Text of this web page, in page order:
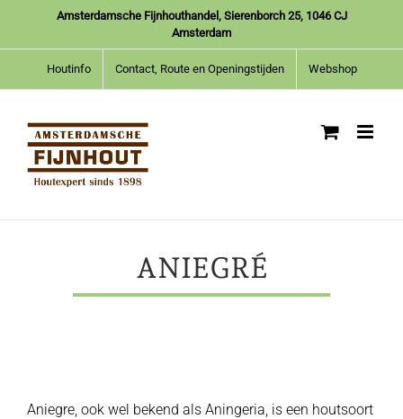
inhoud
Amsterdamsche Fijnhouthandel, Sierenborch 25, 1046 CJ
Amsterdam
Houtinfo Contact, Route en Openingstijden Webshop
ANIEGRÉ
Aniegre, ook wel bekend als Aningeria, is een houtsoort